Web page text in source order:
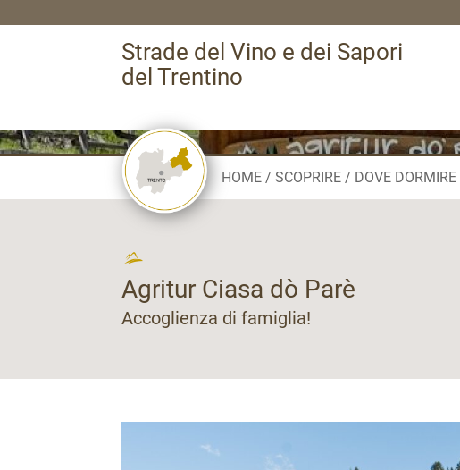
Strade del Vino e dei Sapori
del Trentino
HOME SCOPRIRE DOVE DORMIRE
Agritur Ciasa dò Parè
Accoglienza di famiglia!